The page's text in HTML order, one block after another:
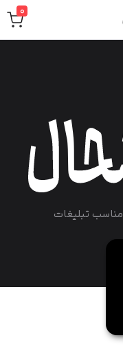
0
مناسب تبلیغات